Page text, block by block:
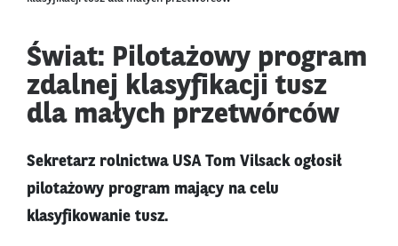
Świat: Pilotażowy program
zdalnej klasyfikacji tusz
dla małych przetwórców
Sekretarz rolnictwa USA Tom Vilsack ogłosił
pilotażowy program mający na celu
klasyfikowanie tusz.